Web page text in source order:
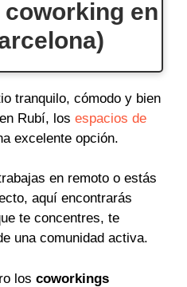
en
tranquilo, cómodo y bien
Rubí, los espacios de
excelente opción.
en remoto o estás
aquí encontrarás
te concentres, te
una comunidad activa.
los coworkings